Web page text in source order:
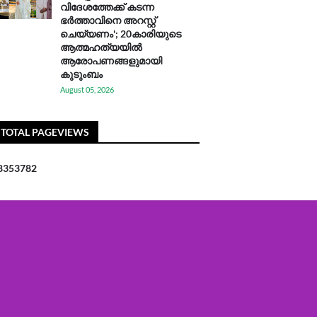
വിദേശത്തേക്ക് കടന്ന
ഭർത്താവിനെ അറസ്റ്റ്
ചെയ്യണം'; 20കാരിയുടെ
ആത്മഹത്യയിൽ
ആരോപണങ്ങളുമായി
കുടുംബം
August 05, 2026
TOTAL PAGEVIEWS
353782